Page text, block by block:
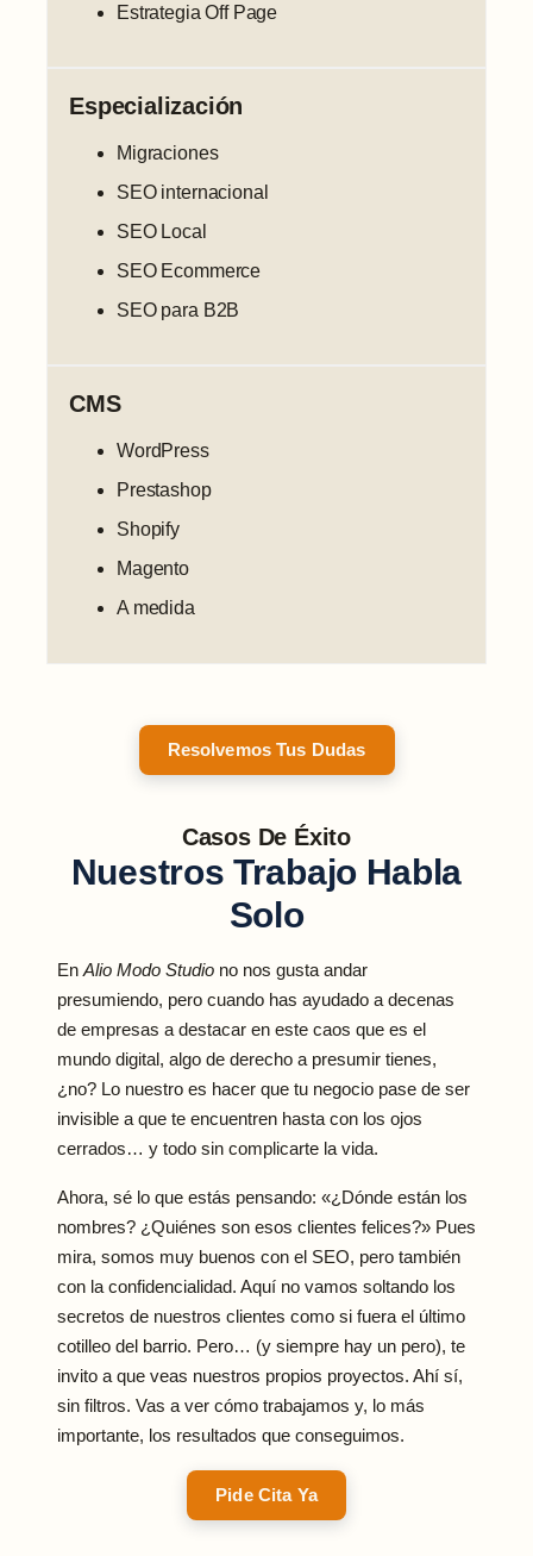
Estrategia Off Page
Especialización
Migraciones
SEO internacional
SEO Local
SEO Ecommerce
SEO para B2B
CMS
WordPress
Prestashop
Shopify
Magento
A medida
Resolvemos Tus Dudas
Casos De Éxito
Nuestros Trabajo Habla
Solo
En Alio Modo Studio no nos gusta andar
presumiendo, pero cuando has ayudado a decenas
de empresas a destacar en este caos que es el
mundo digital, algo de derecho a presumir tienes,
¿no? Lo nuestro es hacer que tu negocio pase de ser
invisible a que te encuentren hasta con los ojos
cerrados… y todo sin complicarte la vida.
Ahora, sé lo que estás pensando: «¿Dónde están los
nombres? ¿Quiénes son esos clientes felices?» Pues
mira, somos muy buenos con el SEO, pero también
con la confidencialidad. Aquí no vamos soltando los
secretos de nuestros clientes como si fuera el último
cotilleo del barrio. Pero… (y siempre hay un pero), te
invito a que veas nuestros propios proyectos. Ahí sí,
sin filtros. Vas a ver cómo trabajamos y, lo más
importante, los resultados que conseguimos.
Pide Cita Ya